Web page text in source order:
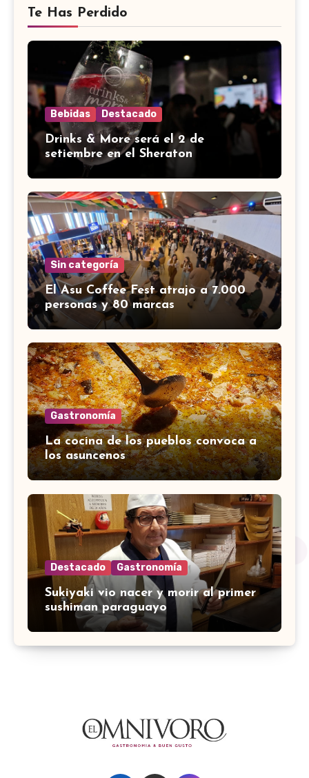
Te Has Perdido
Bebidas Destacado
Drinks & More será el 2 de
setiembre en el Sheraton
Sin categoría
El Asu Coffee Fest atrajo a 7.000
personas y 80 marcas
Gastronomía
La cocina de los pueblos convoca a
los asuncenos
Destacado Gastronomía
Sukiyaki vio nacer y morir al primer
sushiman paraguayo